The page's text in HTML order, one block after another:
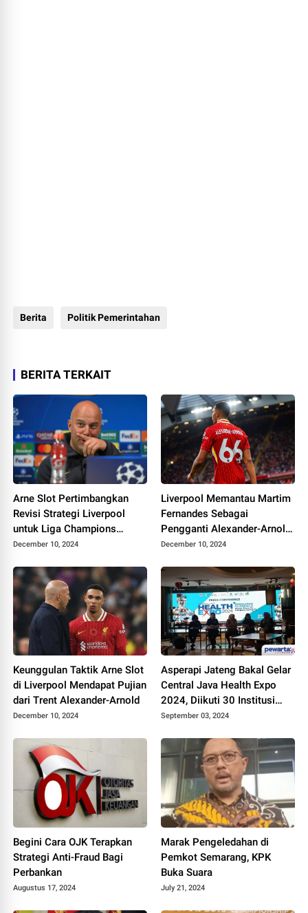
Berita Politik Pemerintahan
BERITA TERKAIT
Arne Slot Pertimbangkan
Revisi Strategi Liverpool
untuk Liga Champions
Mendatang
December 10, 2024
Liverpool Memantau Martim
Fernandes Sebagai
Pengganti Alexander-Arnold,
Pilihan Arne Slot
December 10, 2024
Keunggulan Taktik Arne Slot
di Liverpool Mendapat Pujian
dari Trent Alexander-Arnold
December 10, 2024
Asperapi Jateng Bakal Gelar
Central Java Health Expo
2024, Diikuti 30 Institusi
Kesehatan
September 03, 2024
Begini Cara OJK Terapkan
Strategi Anti-Fraud Bagi
Perbankan
Augustus 17, 2024
Marak Pengeledahan di
Pemkot Semarang, KPK
Buka Suara
July 21, 2024